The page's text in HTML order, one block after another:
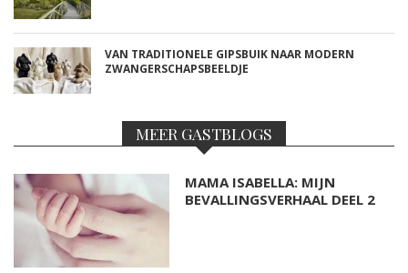
VAN TRADITIONELE GIPSBUIK NAAR MODERN
ZWANGERSCHAPSBEELDJE
MEER GASTBLOGS
MAMA ISABELLA: MIJN
BEVALLINGSVERHAAL DEEL 2